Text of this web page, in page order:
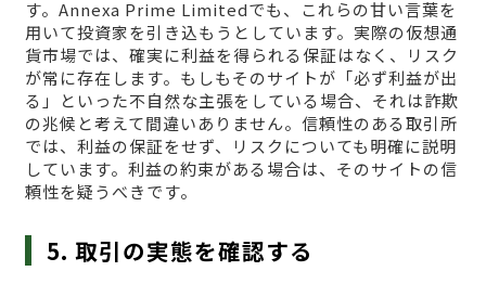
す。Annexa Prime Limitedでも、これらの甘い言葉を
用いて投資家を引き込もうとしています。実際の仮想通
貨市場では、確実に利益を得られる保証はなく、リスク
が常に存在します。もしもそのサイトが「必ず利益が出
る」といった不自然な主張をしている場合、それは詐欺
の兆候と考えて間違いありません。信頼性のある取引所
では、利益の保証をせず、リスクについても明確に説明
しています。利益の約束がある場合は、そのサイトの信
頼性を疑うべきです。
5. 取引の実態を確認する